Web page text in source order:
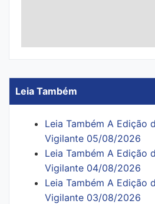
Leia Também
Leia Também A Edição
Vigilante 05/08/2026
Leia Também A Edição
Vigilante 04/08/2026
Leia Também A Edição
Vigilante 03/08/2026